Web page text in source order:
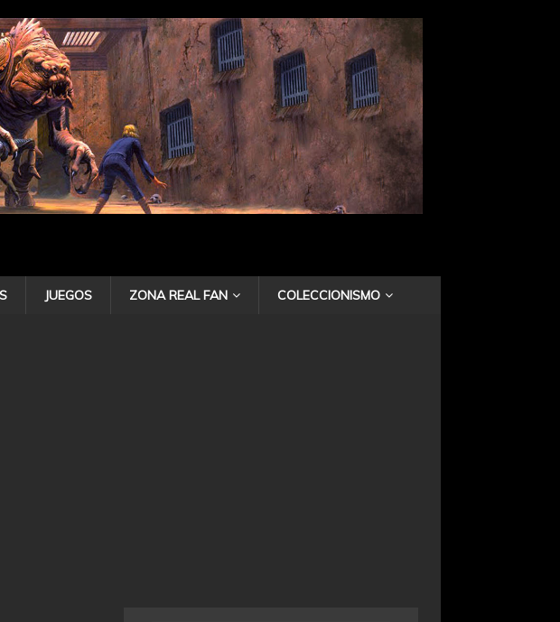
JUEGOS ZONA REAL FAN COLECCIONISMO